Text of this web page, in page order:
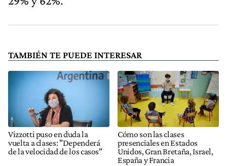
TAMBIÉN TE PUEDE INTERESAR
Vizzotti puso en duda la
vuelta a clases: "Dependerá
de la velocidad de los casos"
Cómo son las clases
presenciales en Estados
Unidos, Gran Bretaña, Israel,
España y Francia